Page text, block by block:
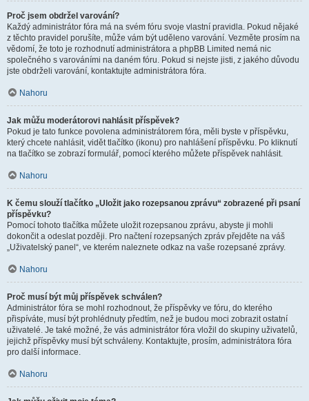
Proč jsem obdržel varování?
Každý administrátor fóra má na svém fóru svoje vlastní pravidla. Pokud nějaké
z těchto pravidel porušíte, může vám být uděleno varování. Vezměte prosím na
vědomí, že toto je rozhodnutí administrátora a phpBB Limited nemá nic
společného s varováními na daném fóru. Pokud si nejste jisti, z jakého důvodu
jste obdrželi varování, kontaktujte administrátora fóra.
Nahoru
Jak můžu moderátorovi nahlásit příspěvek?
Pokud je tato funkce povolena administrátorem fóra, měli byste v příspěvku,
který chcete nahlásit, vidět tlačítko (ikonu) pro nahlášení příspěvku. Po kliknutí
na tlačítko se zobrazí formulář, pomocí kterého můžete příspěvek nahlásit.
Nahoru
K čemu slouží tlačítko „Uložit jako rozepsanou zprávu“ zobrazené při psaní
příspěvku?
Pomocí tohoto tlačítka můžete uložit rozepsanou zprávu, abyste ji mohli
dokončit a odeslat později. Pro načtení rozepsaných zpráv přejděte na váš
„Uživatelský panel“, ve kterém naleznete odkaz na vaše rozepsané zprávy.
Nahoru
Proč musí být můj příspěvek schválen?
Administrátor fóra se mohl rozhodnout, že příspěvky ve fóru, do kterého
přispíváte, musí být prohlédnuty předtím, než je budou moci zobrazit ostatní
uživatelé. Je také možné, že vás administrátor fóra vložil do skupiny uživatelů,
jejichž příspěvky musí být schváleny. Kontaktujte, prosím, administrátora fóra
pro další informace.
Nahoru